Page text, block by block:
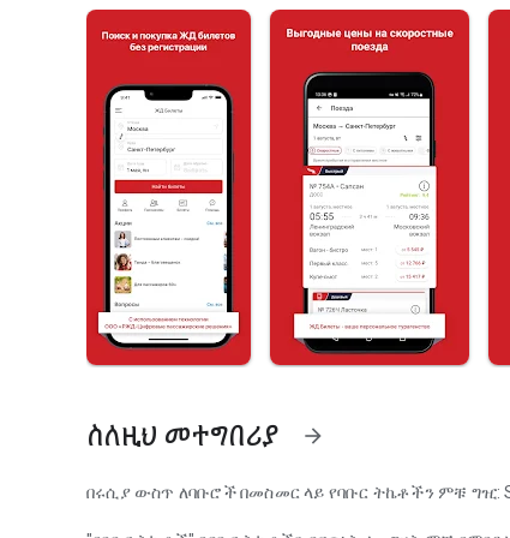
ስለዚህ መተግበሪያ arrow_forward
በሩሲያ ውስጥ ለባቡሮች በመስመር ላይ የባቡር ትኬቶችን ምቹ ግዢ: